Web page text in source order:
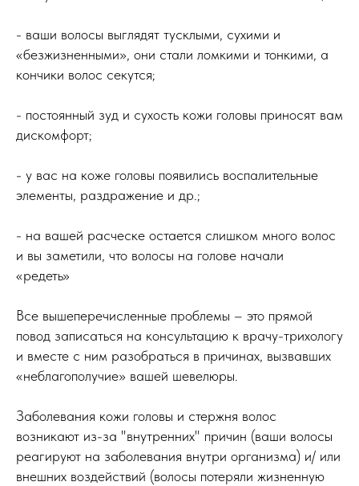
- ваши волосы выглядят тусклыми, сухими и
«безжизненными», они стали ломкими и тонкими, а
кончики волос секутся;
- постоянный зуд и сухость кожи головы приносят вам
дискомфорт;
- у вас на коже головы появились воспалительные
элементы, раздражение и др.;
- на вашей расческе остается слишком много волос
и вы заметили, что волосы на голове начали
«редеть»
Все вышеперечисленные проблемы – это прямой
повод записаться на консультацию к врачу-трихологу
и вместе с ним разобраться в причинах, вызвавших
«неблагополучие» вашей шевелюры.
Заболевания кожи головы и стержня волос
возникают из-за "внутренних" причин (ваши волосы
реагируют на заболевания внутри организма) и/ или
внешних воздействий (волосы потеряли жизненную